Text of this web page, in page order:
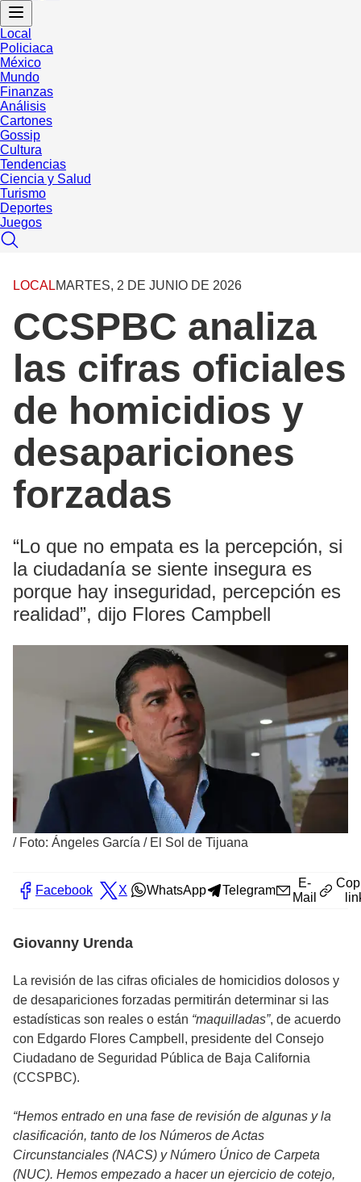
Local
Policiaca
México
Mundo
Finanzas
Análisis
Cartones
Gossip
Cultura
Tendencias
Ciencia y Salud
Turismo
Deportes
Juegos
LOCALMARTES, 2 DE JUNIO DE 2026
CCSPBC analiza
las cifras oficiales
de homicidios y
desapariciones
forzadas
“Lo que no empata es la percepción, si
la ciudadanía se siente insegura es
porque hay inseguridad, percepción es
realidad”, dijo Flores Campbell
/ Foto: Ángeles García / El Sol de Tijuana
Facebook X WhatsApp Telegram
E-
Mail
Giovanny Urenda
La revisión de las cifras oficiales de homicidios dolosos y
de desapariciones forzadas permitirán determinar si las
estadísticas son reales o están “maquilladas”, de acuerdo
con Edgardo Flores Campbell, presidente del Consejo
Ciudadano de Seguridad Pública de Baja California
(CCSPBC).
“Hemos entrado en una fase de revisión de algunas y la
clasificación, tanto de los Números de Actas
Circunstanciales (NACS) y Número Único de Carpeta
(NUC). Hemos empezado a hacer un ejercicio de cotejo,